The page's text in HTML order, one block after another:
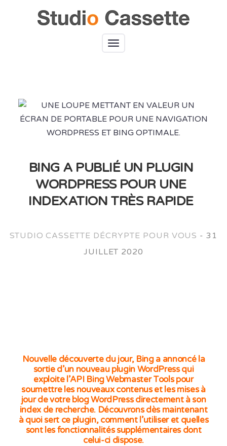
Toggle
BING A PUBLIÉ UN PLUGIN
WORDPRESS POUR UNE
INDEXATION TRÈS RAPIDE
STUDIO CASSETTE DÉCRYPTE POUR VOUS -31
JUILLET 2020
Nouvelle découverte du jour, Bing a annoncé la
sortie d’un nouveau plugin WordPress qui
exploite l’API Bing Webmaster Tools pour
soumettre les nouveaux contenus et les mises à
jour de votre blog WordPress directement à son
index de recherche. Découvrons dès maintenant
à quoi sert ce plugin, comment l’utiliser et quelles
sont les fonctionnalités supplémentaires dont
celui-ci dispose.